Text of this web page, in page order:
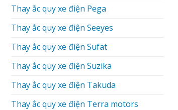
Thay ắc quy xe điện Pega
Thay ắc quy xe điện Seeyes
Thay ắc quy xe điện Sufat
Thay ắc quy xe điện Suzika
Thay ắc quy xe điện Takuda
Thay ắc quy xe điện Terra motors